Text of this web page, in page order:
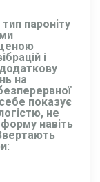
пароніту
і
на
показує
не
навіть